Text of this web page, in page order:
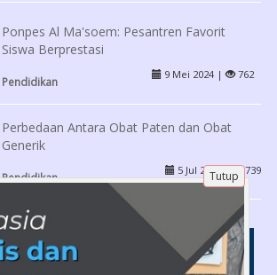
Ponpes Al Ma'soem: Pesantren Favorit
Siswa Berprestasi
Pendidikan
9 Mei 2024 | 762
Perbedaan Antara Obat Paten dan Obat
Generik
Pendidikan
5 Jul 2024 | 739
Tutup